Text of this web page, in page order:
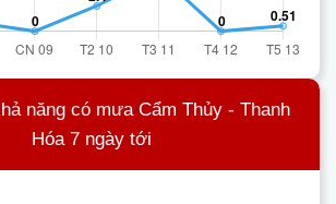
năng có mưa Cẩm Thủy - Thanh
Hóa 7 ngày tới